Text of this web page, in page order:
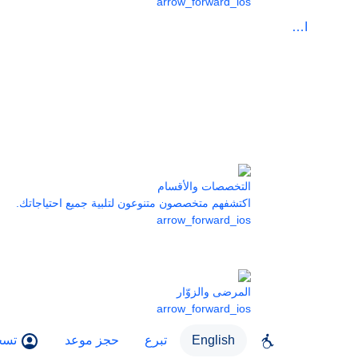
الرعاية
التخصصات والأقسام
اكتشفهم متخصصون متنوعون لتلبية جميع احتياجاتك.
arrow_forward_ios
المرضى والزوّار
arrow_forward_ios
English تبرع حجز موعد